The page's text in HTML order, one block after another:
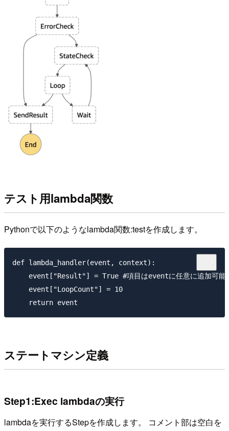
テスト用lambda関数
Pythonで以下のようなlambda関数:testを作成します。
def lambda_handler(event, context):
event["Result"] = True #項目はeventに任意に追加可能
    event["LoopCount"] = 10
ステートマシン定義
Step1:Exec lambdaの実行
lambdaを実行するStepを作成します。 コメント部は空白を